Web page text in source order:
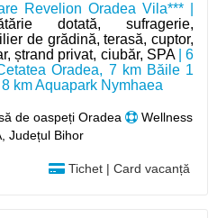
Revelion Oradea Vila*** |
dotată, sufragerie,
de grădină, terasă, cuptor,
ștrand privat, ciubăr, SPA| 6
Oradea, 7 km Băile 1
8 km Aquapark Nymhaea
de oaspeți Oradea
Wellness
Județul Bihor
Tichet | Card vacanță